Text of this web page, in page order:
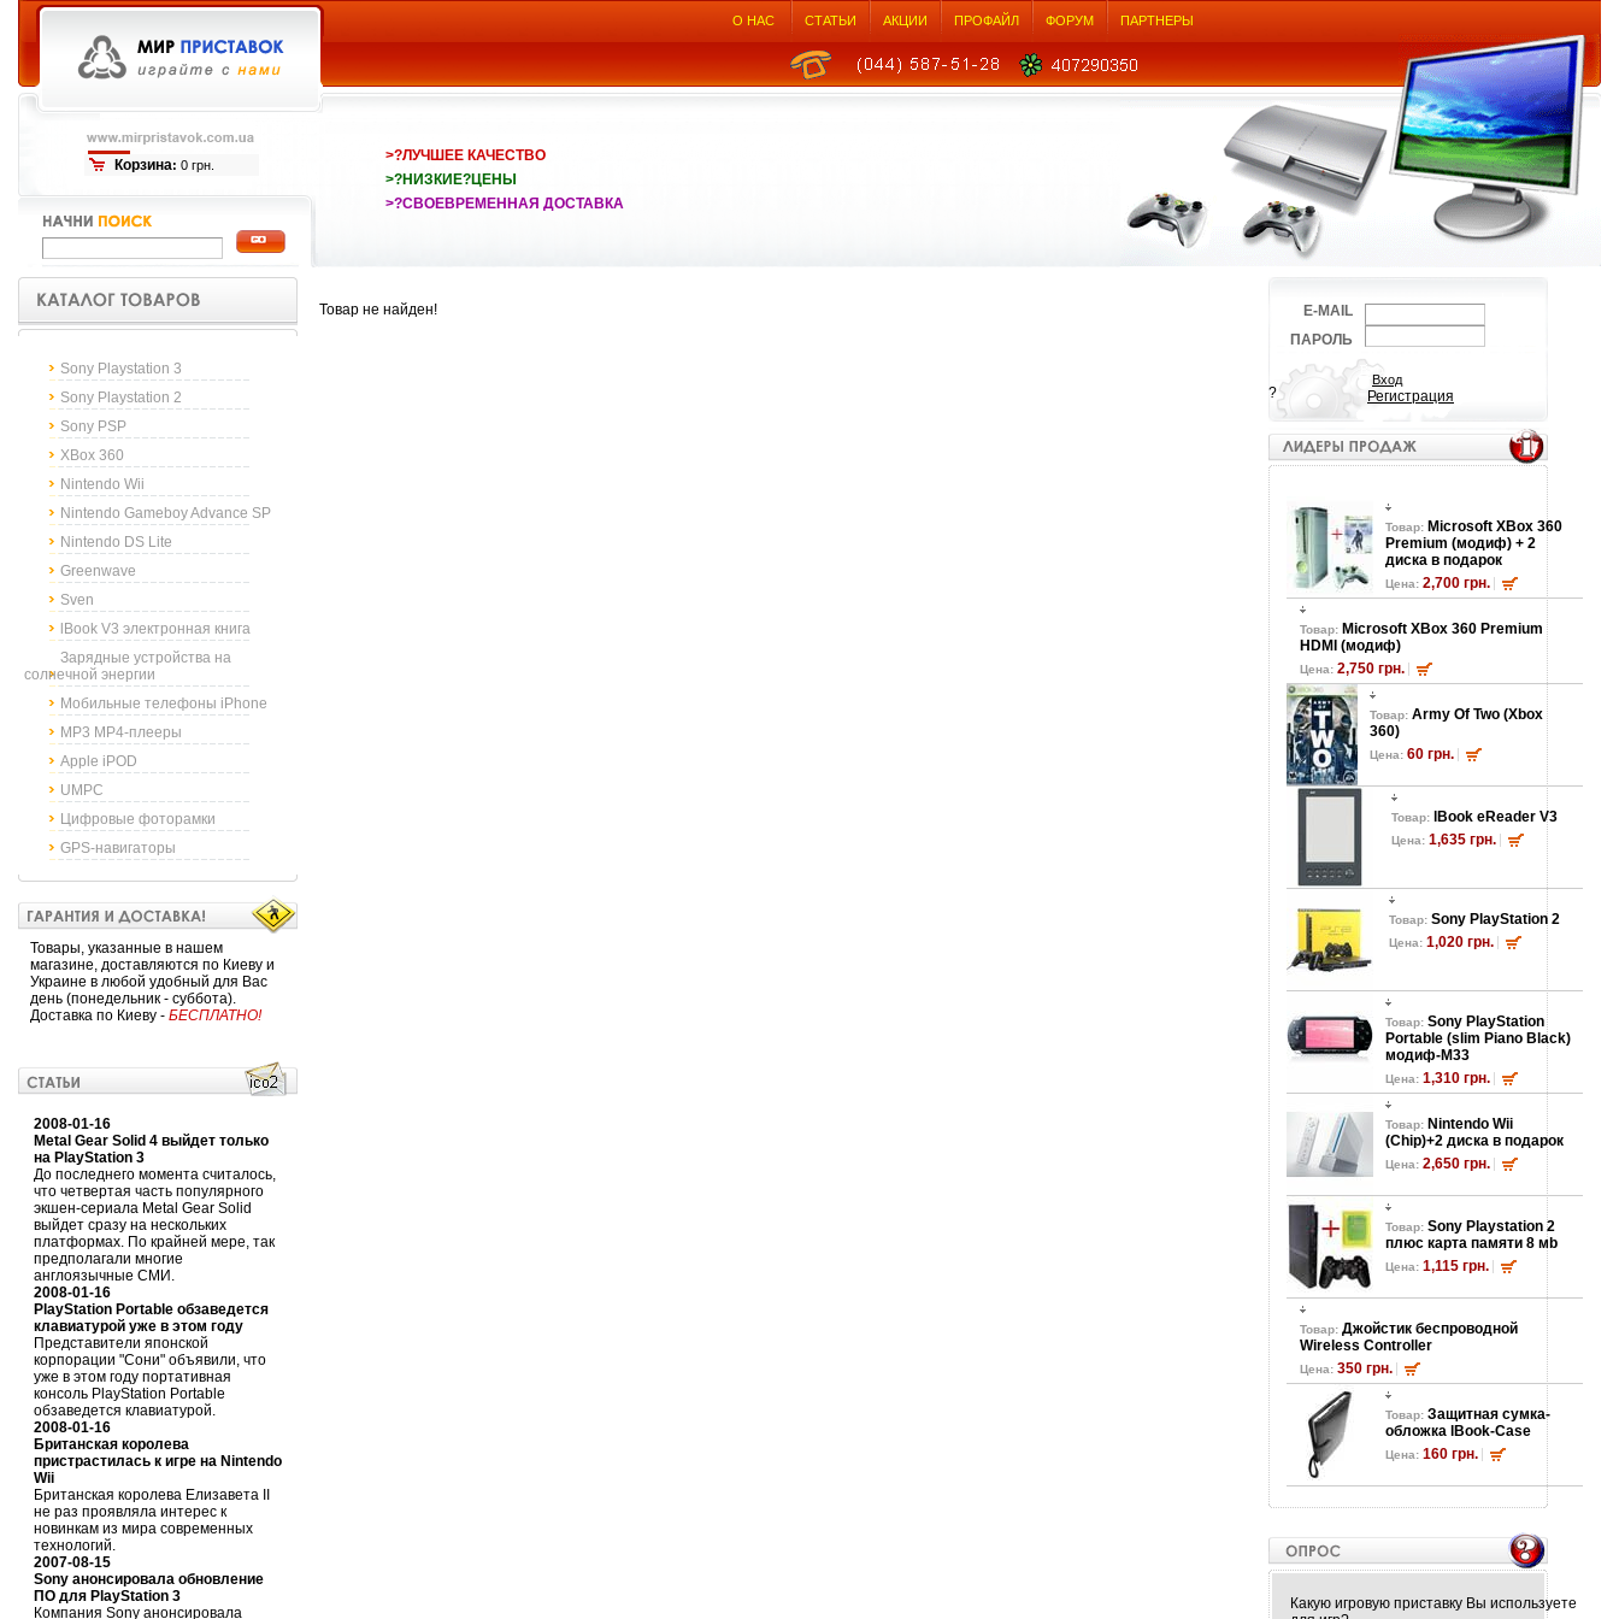
Корзина: 0 грн.
О НАС СТАТЬИ АКЦИИ ПРОФАЙЛ ФОРУМ ПАРТНЕРЫ
>?ЛУЧШЕЕ КАЧЕСТВО
>?НИЗКИЕ?ЦЕНЫ
>?СВОЕВРЕМЕННАЯ ДОСТАВКА
Sony Playstation 3
Sony Playstation 2
Sony PSP
XBox 360
Nintendo Wii
Nintendo Gameboy Advance SP
Nintendo DS Lite
Greenwave
Sven
lBook V3 электронная книга
Зарядные устройства на
солнечной энергии
Мобильные телефоны iPhone
MP3 MP4-плееры
Apple iPOD
UMPC
Цифровые фоторамки
GPS-навигаторы
Товары, указанные в нашем
магазине, доставляются по Киеву и
Украине в любой удобный для Вас
день (понедельник - суббота).
Доставка по Киеву - БЕСПЛАТНО!
2008-01-16
Metal Gear Solid 4 выйдет только
на PlayStation 3
До последнего момента считалось,
что четвертая часть популярного
экшен-сериала Metal Gear Solid
выйдет сразу на нескольких
платформах. По крайней мере, так
предполагали многие
англоязычные СМИ.
2008-01-16
PlayStation Portable обзаведется
клавиатурой уже в этом году
Представители японской
корпорации "Сони" объявили, что
уже в этом году портативная
консоль PlayStation Portable
обзаведется клавиатурой.
2008-01-16
Британская королева
пристрастилась к игре на Nintendo
Wii
Британская королева Елизавета II
не раз проявляла интерес к
новинкам из мира современных
технологий.
2007-08-15
Sony анонсировала обновление
ПО для PlayStation 3
Компания Sony анонсировала
Товар не найден!
E-MAIL
ПАРОЛЬ
? Регистрация
Товар: Microsoft XBox 360
Premium (модиф) + 2
диска в подарок
Цена: 2,700 грн.
Товар: Microsoft XBox 360 Premium
HDMI (модиф)
Цена: 2,750 грн.
Товар: Army Of Two (Xbox
360)
Цена: 60 грн.
Товар: lBook eReader V3
Цена: 1,635 грн.
Товар: Sony PlayStation 2
Цена: 1,020 грн.
Товар: Sony PlayStation
Portable (slim Piano Black)
модиф-M33
Цена: 1,310 грн.
Товар: Nintendo Wii
(Chip)+2 диска в подарок
Цена: 2,650 грн.
Товар: Sony Playstation 2
плюс карта памяти 8 мb
Цена: 1,115 грн.
Товар: Джойстик беспроводной
Wireless Controller
Цена: 350 грн.
Товар: Защитная сумка-
обложка lBook-Case
Цена: 160 грн.
Какую игровую приставку Вы используете